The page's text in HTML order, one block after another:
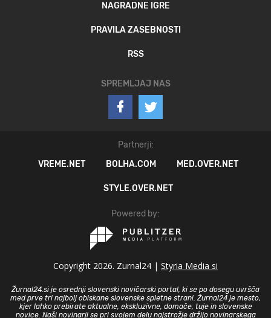
NAGRADNE IGRE
PRAVILA ZASEBNOSTI
RSS
SPREMLJAJ NAS
Partnerji:
VREME.NET
BOLHA.COM MED.OVER.NET
STYLE.OVER.NET
Powered by:
Copyright 2026. Zurnal24 | Styria Media si
Žurnal24.si je osrednji slovenski novičarski portal, ki se po dosegu uvršča
med prve tri najbolj obiskane slovenske spletne strani. Žurnal24 je mesto,
kjer lahko prebirate aktualne, ekskluzivne, domače, tuje in slovenske
novice. Naši novinarji se pri svojem delu najstrožje držijo novinarskega